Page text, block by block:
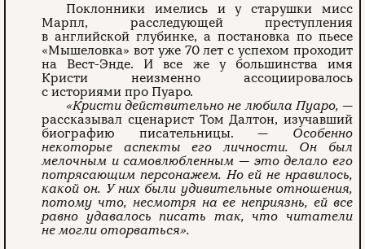
Поклонники имелись и у старушки мисс
Марпл, расследующей преступления
в английской глубинке, а постановка по пьесе
«Мышеловка» вот уже 70 лет с успехом проходит
на Вест-Энде. И все же у большинства имя
Кристи неизменно ассоциировалось
с историями про Пуаро.
«Кристи действительно не любила Пуаро, —
рассказывал сценарист Том Далтон, изучавший
биографию писательницы. — Особенно
некоторые аспекты его личности. Он был
мелочным и самовлюбленным — это делало его
потрясающим персонажем. Но ей не нравилось,
какой он. У них были удивительные отношения,
потому что, несмотря на ее неприязнь, ей все
равно удавалось писать так, что читатели
не могли оторваться».